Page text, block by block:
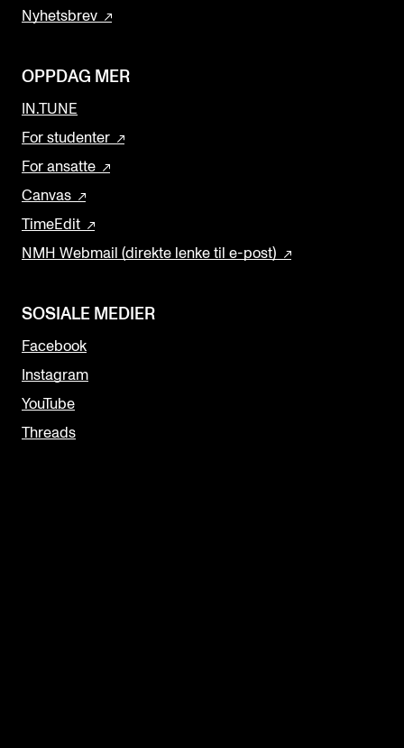
Nyhetsbrev
OPPDAG MER
IN.TUNE
For studenter
For ansatte
Canvas
TimeEdit
NMH Webmail (direkte lenke til e-post)
SOSIALE MEDIER
Facebook
Instagram
YouTube
Threads